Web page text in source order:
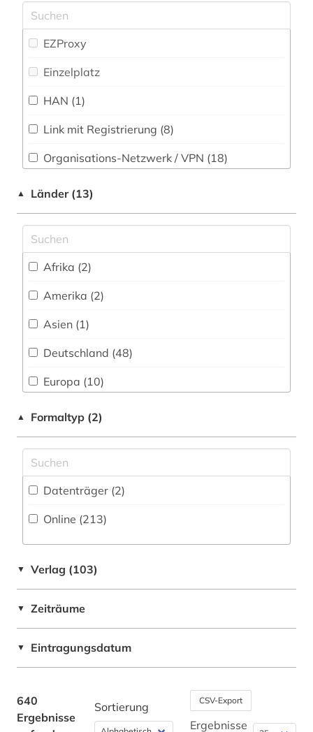
Soziologie (32)
Sport (16)
Technik (96)
Theologie und Religionswissenschaften (12)
aquatisches ökosystem (1)
arbeitsmedizin (4)
archiv (1)
arneistoffe (1)
arzneimittel (36)
arzneimittelprüfung (1)
arzneimittelrezeptor (1)
EZProxy
Einzelplatz
HAN (1)
Link mit Registrierung (8)
Organisations-Netzwerk / VPN (18)
Zugriff vor Ort (4)
▲ Länder (13)
Afrika (2)
Amerika (2)
Asien (1)
Deutschland (48)
Europa (10)
Kanada (1)
▲ Formaltyp (2)
Datenträger (2)
Online (213)
▼ Verlag (103)
▼ Zeiträume
▼ Eintragungsdatum
640
Ergebnisse
Sortierung CSV-Export
Ergebnisse